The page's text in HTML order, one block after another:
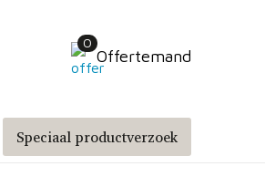
0
Offertemand
Speciaal productverzoek